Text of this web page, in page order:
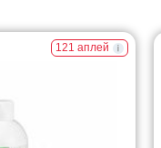
121 аплей